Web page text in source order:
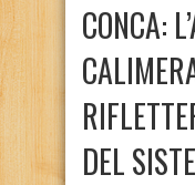
CONCA:
DEL